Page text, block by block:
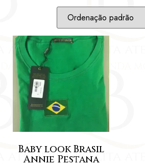
Baby look Brasil
Annie Pestana